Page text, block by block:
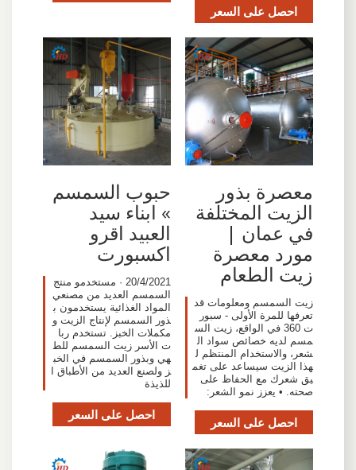
احصل على السعر
معصرة بذور
الزيت المختلفة
في عمان |
مورد معصرة
زيت الطعام
زيت السمسم ومعلومات قد
تعرفها للمرة الأولى - سبور
ت 360 في الواقع، زيت الس
مسم لديه خصائص سواد ال
شعر، والاستخدام المنتظم ل
هذا الزيت سيساعد على تغم
يق شعرك مع الحفاظ على
صحته. • يعزز نمو الشعر:
احصل على السعر
حبوب السمسم
» ابناء سيد
العبيد اقرو
اكسبورت
20/4/2021 · مستخدمو منتج
السمسم العديد من مصنعي
المواد الغذائية يستخدمون ب
ذور السمسم لإنتاج الزيت و
مكملات الخبز. تستخدم ربا
ت الأسر زيت السمسم للط
هي وبذور السمسم في الخب
ز ولصنع العديد من الأطباق ا
للذيذة
احصل على السعر